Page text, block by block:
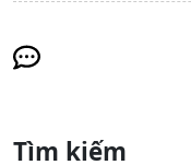
Tìm kiếm